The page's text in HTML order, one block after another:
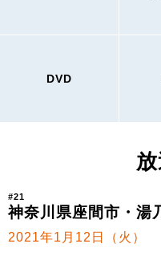
DVD
#21
神奈川県座間市・湯
2021年1月12日（火）